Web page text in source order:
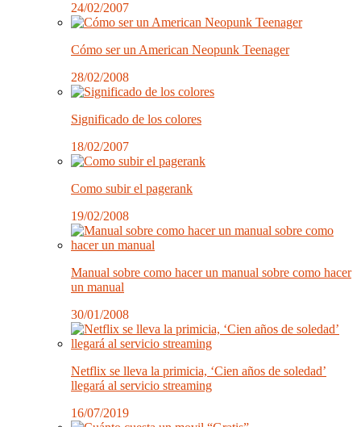
24/02/2007
Cómo ser un American Neopunk Teenager
28/02/2008
Significado de los colores
18/02/2007
Como subir el pagerank
19/02/2008
Manual sobre como hacer un manual sobre como hacer
un manual
30/01/2008
Netflix se lleva la primicia, ‘Cien años de soledad’
llegará al servicio streaming
16/07/2019